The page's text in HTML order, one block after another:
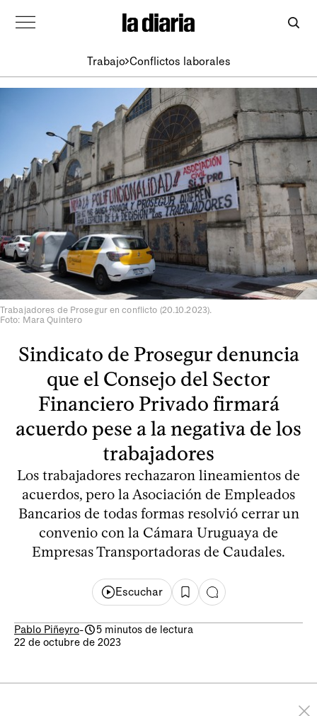
Trabajo Conflictos laborales
Trabajadores de Prosegur en conflicto (20.10.2023).
Foto: Mara Quintero
Sindicato de Prosegur denuncia
que el Consejo del Sector
Financiero Privado firmará
acuerdo pese a la negativa de los
trabajadores
Los trabajadores rechazaron lineamientos de
acuerdos, pero la Asociación de Empleados
Bancarios de todas formas resolvió cerrar un
convenio con la Cámara Uruguaya de
Empresas Transportadoras de Caudales.
Escuchar
Pablo Piñeyro-
5 minutos de lectura
22 de octubre de 2023